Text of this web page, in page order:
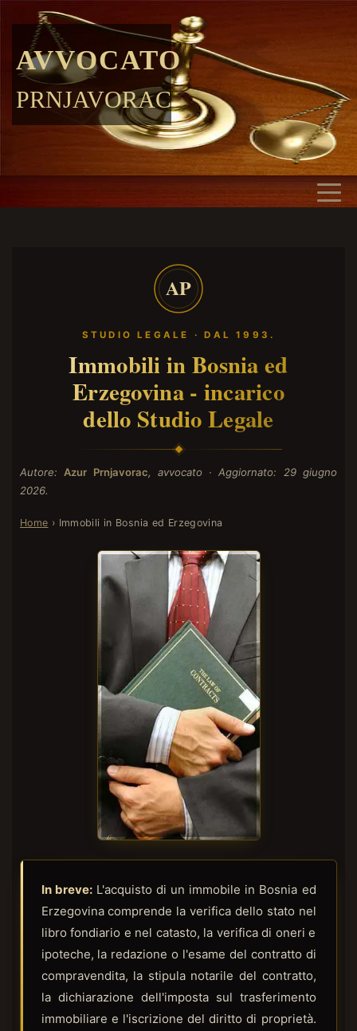
AVVOCATO
PRNJAVORAC
AP
STUDIO LEGALE · DAL 1993.
Immobili in Bosnia ed
Erzegovina - incarico
dello Studio Legale
Autore: Azur Prnjavorac, avvocato · Aggiornato: 29 giugno
2026.
Home › Immobili in Bosnia ed Erzegovina
In breve:L'acquisto di un immobile in Bosnia ed
Erzegovina comprende la verifica dello stato nel
libro fondiario e nel catasto, la verifica di oneri e
ipoteche, la redazione o l'esame del contratto di
compravendita, la stipula notarile del contratto,
la dichiarazione dell'imposta sul trasferimento
immobiliare e l'iscrizione del diritto di proprietà.